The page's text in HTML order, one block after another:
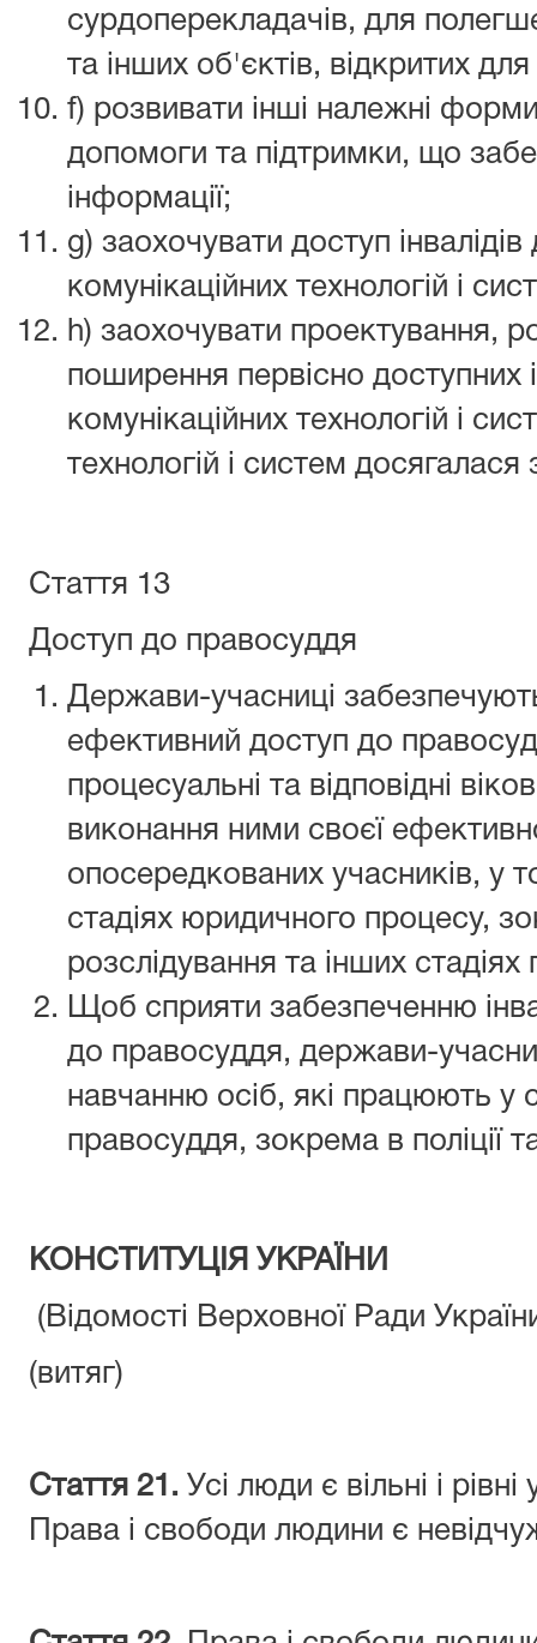
сурдоперекладачів, для
та інших об'єктів, відкритих
f) розвивати інші належні
допомоги та підтримки, що
інформації;
g) заохочувати доступ
комунікаційних технологій і
h) заохочувати проектування,
поширення первісно доступних
комунікаційних технологій і
технологій і систем досягалася
Стаття 13
Доступ до правосуддя
Держави-учасниці
ефективний доступ до
процесуальні та відповідні
виконання ними своєї
опосередкованих учасників, у
стадіях юридичного процесу,
розслідування та інших
Щоб сприяти забезпеченню
до правосуддя, держави-
навчанню осіб, які працюють у
правосуддя, зокрема в поліції
КОНСТИТУЦІЯ УКРАЇНИ
(Відомості Верховної Ради
(витяг)
Стаття 21. Усі люди є вільні і
Права і свободи людини є